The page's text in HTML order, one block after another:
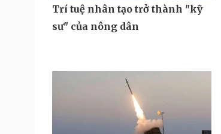
Trí tuệ nhân tạo trở thành "kỹ
sư" của nông dân